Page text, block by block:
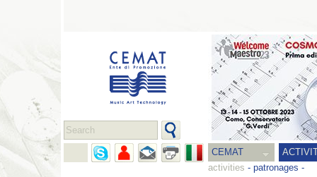
CEMAT
activities - patronages -